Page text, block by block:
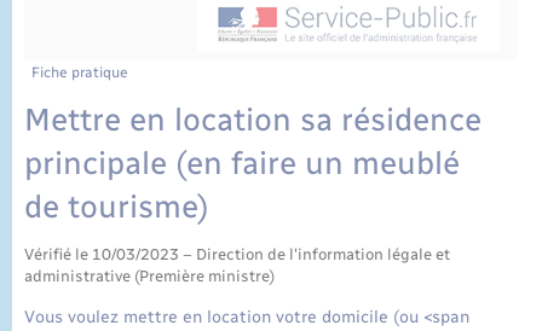
Fiche pratique
Mettre en location sa résidence
principale (en faire un meublé
de tourisme)
Vérifié le 10/03/2023 – Direction de l'information légale et
administrative (Première ministre)
Vous voulez mettre en location votre domicile (ou <span